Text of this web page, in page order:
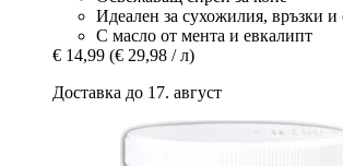
Идеален за сухожилия, връзки и
С масло от мента и евкалипт
€ 14,99 (€ 29,98 / л)
Доставка до 17. август